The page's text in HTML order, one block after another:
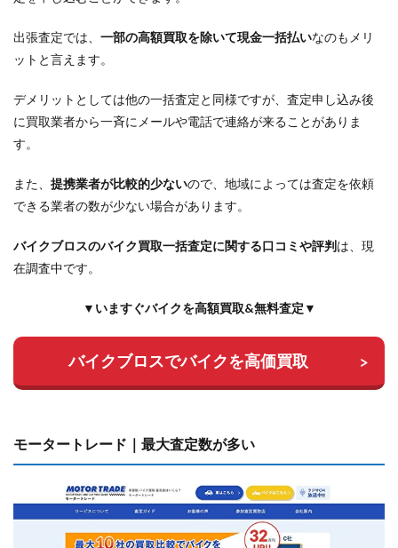
出張査定では、 一部の高額買取を除いて現金一括払いなのもメリ
ットと言えます。
デメリットとしては他の一括査定と同様ですが、査定申し込み後
に買取業者から一斉にメールや電話で連絡が来ることがありま
す。
また、 提携業者が比較的少ないので、地域によっては査定を依頼
できる業者の数が少ない場合があります。
バイクブロスのバイク買取一括査定に関する口コミや評判は、現
在調査中です。
▼いますぐバイクを高額買取&無料査定▼
バイクブロスでバイクを高価買取
モータートレード｜最大査定数が多い